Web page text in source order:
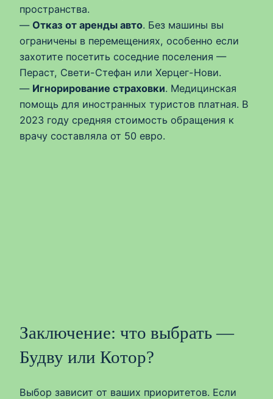
пространства.
— Отказ от аренды авто. Без машины вы
ограничены в перемещениях, особенно если
захотите посетить соседние поселения —
Пераст, Свети-Стефан или Херцег-Нови.
— Игнорирование страховки. Медицинская
помощь для иностранных туристов платная. В
2023 году средняя стоимость обращения к
врачу составляла от 50 евро.
Заключение: что выбрать —
Будву или Котор?
Выбор зависит от ваших приоритетов. Если